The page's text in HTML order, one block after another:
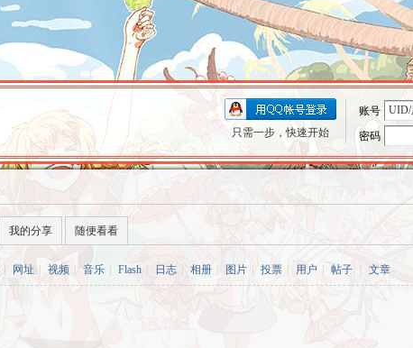
账号
密码
只需一步，快速开始
我的分享 随便看看
网址 视频 音乐 Flash 日志 相册 图片 投票 用户 帖子 文章